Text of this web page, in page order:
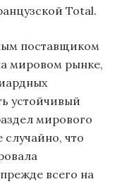
Total.
поставщиком
мировом рынке,
устойчивый
мирового
что
всего на